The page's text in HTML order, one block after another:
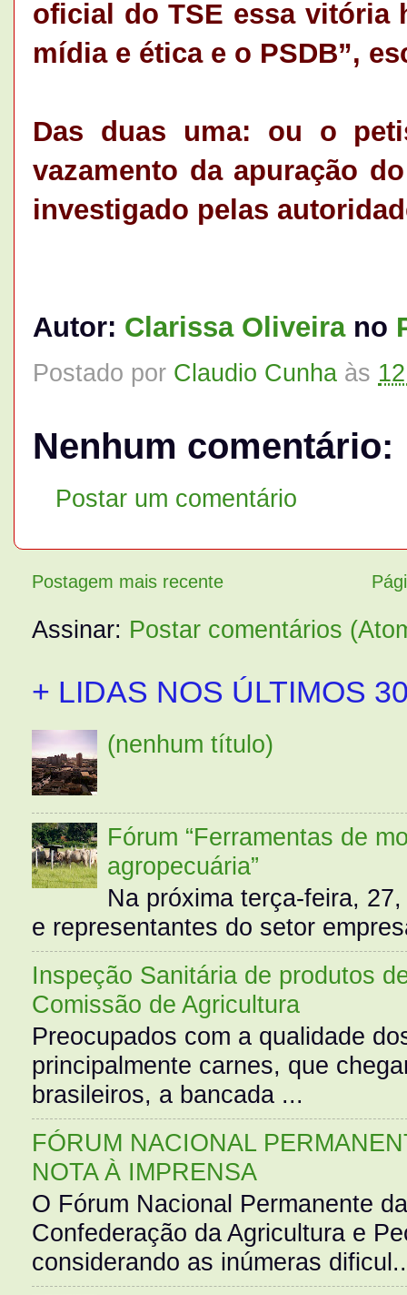
oficial do TSE essa vitória
mídia e ética e o PSDB”,
Das duas uma: ou o
vazamento da apuração
investigado pelas
Autor: Clarissa Oliveira no
Postado por Claudio Cunha às
Nenhum comentário:
Postar um comentário
Postagem mais recente
Assinar: Postar comentários
+ LIDAS NOS ÚLTIMOS
(nenhum título)
Fórum “Ferramentas de
agropecuária”
Na próxima terça-feira,
e representantes do setor
Inspeção Sanitária de produtos
Comissão de Agricultura
Preocupados com a qualidade
principalmente carnes, que
brasileiros, a bancada ...
FÓRUM NACIONAL
NOTA À IMPRENSA
O Fórum Nacional Permanente
Confederação da Agricultura e
considerando as inúmeras